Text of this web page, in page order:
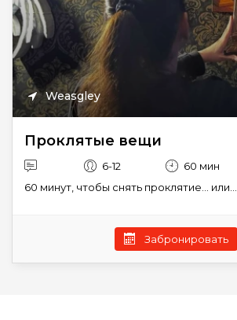
Weasgley
Проклятые вещи
6-12 60 мин
60 минут, чтобы снять проклятие… или...
Забронировать